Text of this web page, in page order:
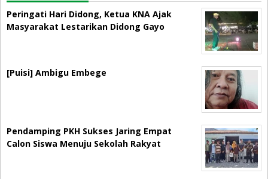
Peringati Hari Didong, Ketua KNA Ajak
Masyarakat Lestarikan Didong Gayo
[Puisi] Ambigu Embege
Pendamping PKH Sukses Jaring Empat
Calon Siswa Menuju Sekolah Rakyat